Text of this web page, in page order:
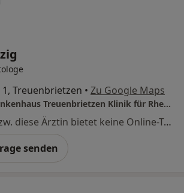
Treuenbrietzen • Zu Google Maps
Johanniter-Krankenhaus Treuenbrietzen Klinik für Rheumatologie Orthopädie und Rheumachirurgie
Dieser Arzt bzw. diese Ärztin bietet keine Online-Terminbuchung an diesem Standort an.
senden